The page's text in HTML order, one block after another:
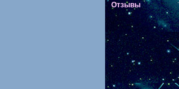
Отзывы